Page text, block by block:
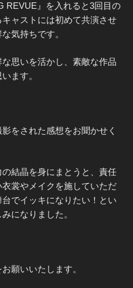
REVUE』を入れると3回目の
ャストには初めて共演させ
気持ちです。
思いを活かし、素敵な作品
ます。
をされた感想をお聞かせく
結晶を身にまとうと、責任
裳やメイクを施していただ
でイッキになりたい！とい
になりました。
願いいたします。